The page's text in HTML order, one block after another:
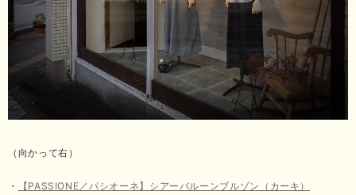
（向かって右）
・
【PASSIONE／パシオーネ】シアーバルーンブルゾン（カーキ）